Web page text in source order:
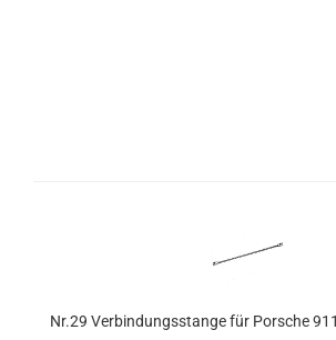
Nr.29 Verbindungsstange für Porsche